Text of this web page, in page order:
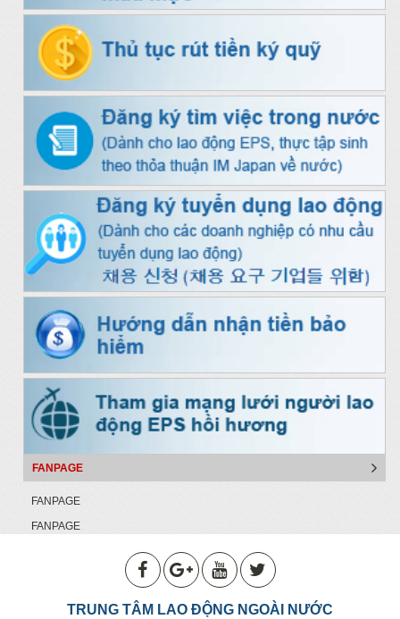
FANPAGE
FANPAGE
FANPAGE
TRUNG TÂM LAO ĐỘNG NGOÀI NƯỚC